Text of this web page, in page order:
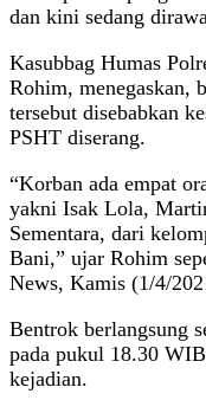
dan kini sedang
Kasubbag Humas
Rohim, menegaskan,
tersebut disebabkan
PSHT diserang.
“Korban ada empat
yakni Isak Lola,
Sementara, dari
Bani,” ujar Rohim
News, Kamis (1/4/
Bentrok berlangsung
pada pukul 18.30
kejadian.